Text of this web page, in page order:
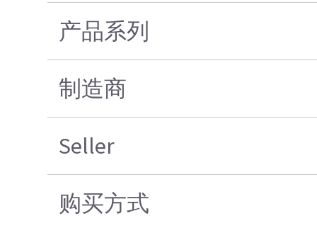
产品系列
制造商
Seller
购买方式